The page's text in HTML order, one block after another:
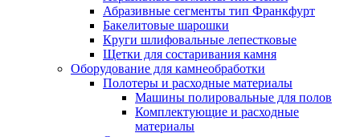
Абразивные сегменты тип Франкфурт
Бакелитовые шарошки
Круги шлифовальные лепестковые
Щетки для состаривания камня
Оборудование для камнеобработки
Полотеры и расходные материалы
Машины полировальные для полов
Комплектующие и расходные
материалы